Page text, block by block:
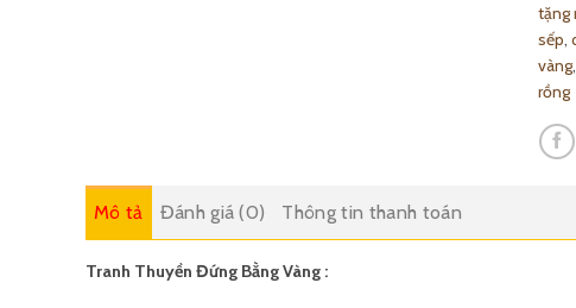
tặng
sếp,
vàng,
rồng
Mô tả Đánh giá (0) Thông tin thanh toán
Tranh Thuyền Đứng Bằng Vàng :